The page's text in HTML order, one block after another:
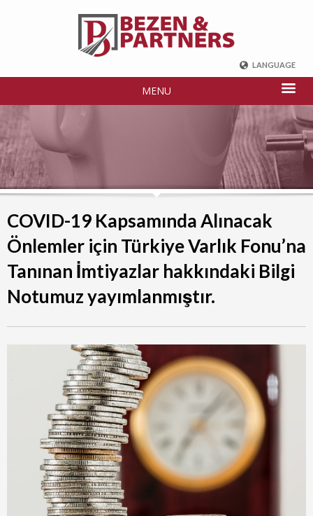
LANGUAGE
РУССКИЙ
中国
TÜRKÇE
MENU
COVID-19 Kapsamında Alınacak
Önlemler için Türkiye Varlık Fonu’na
Tanınan İmtiyazlar hakkındaki Bilgi
Notumuz yayımlanmıştır.